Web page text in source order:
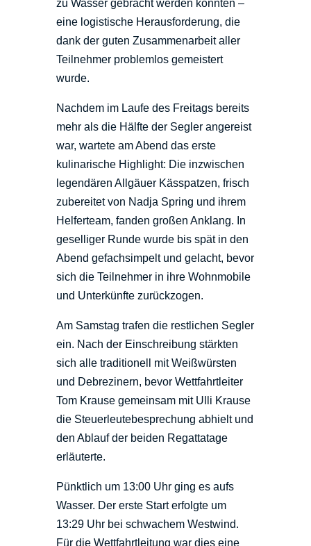
zu Wasser gebracht werden konnten –
eine logistische Herausforderung, die
dank der guten Zusammenarbeit aller
Teilnehmer problemlos gemeistert
wurde.
Nachdem im Laufe des Freitags bereits
mehr als die Hälfte der Segler angereist
war, wartete am Abend das erste
kulinarische Highlight: Die inzwischen
legendären Allgäuer Kässpatzen, frisch
zubereitet von Nadja Spring und ihrem
Helferteam, fanden großen Anklang. In
geselliger Runde wurde bis spät in den
Abend gefachsimpelt und gelacht, bevor
sich die Teilnehmer in ihre Wohnmobile
und Unterkünfte zurückzogen.
Am Samstag trafen die restlichen Segler
ein. Nach der Einschreibung stärkten
sich alle traditionell mit Weißwürsten
und Debrezinern, bevor Wettfahrtleiter
Tom Krause gemeinsam mit Ulli Krause
die Steuerleutebesprechung abhielt und
den Ablauf der beiden Regattatage
erläuterte.
Pünktlich um 13:00 Uhr ging es aufs
Wasser. Der erste Start erfolgte um
13:29 Uhr bei schwachem Westwind.
Für die Wettfahrtleitung war dies eine